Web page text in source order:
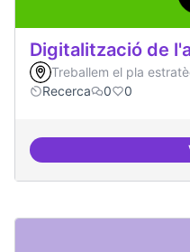
Digitalització de
Treballem el pla
Recerca
0 0